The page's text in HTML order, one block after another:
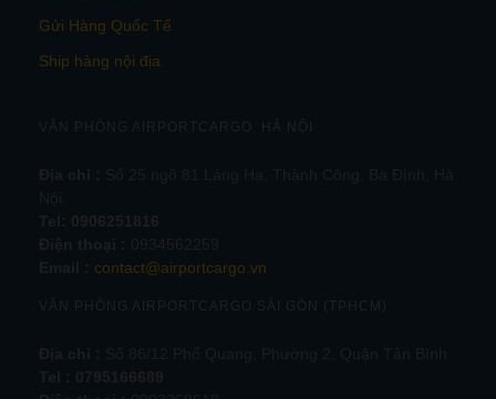
Gửi Hàng Quốc Tế
Ship hàng nội địa
VĂN PHÒNG AIRPORTCARGO HÀ NỘI
contact@airportcargo.vn
VĂN PHÒNG AIRPORTCARGO SÀI GÒN (TPHCM)